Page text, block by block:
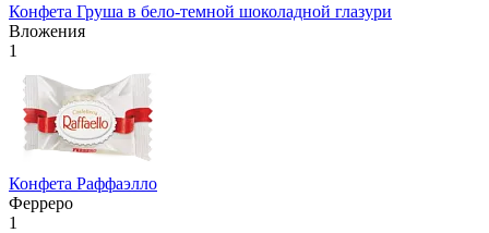
Конфета Груша в бело-темной шоколадной глазури
Вложения
1
Конфета Раффаэлло
Ферреро
1